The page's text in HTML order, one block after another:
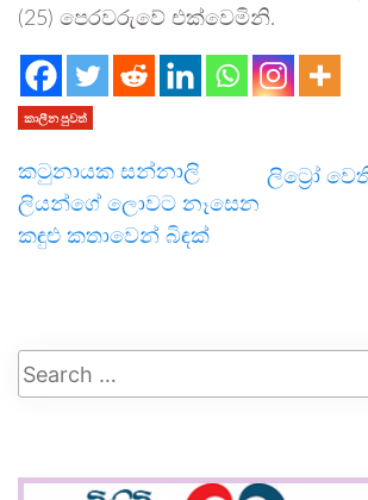
(25) පෙරවරුවේ එක්වෙමිනි.
කාලීන පුවත්
කටුනායක සන්නාලි
ලියන්ගේ ලොවට නෑසෙන
කඳුළු කතාවෙන් බිඳක්
ලිට්‍රෝ